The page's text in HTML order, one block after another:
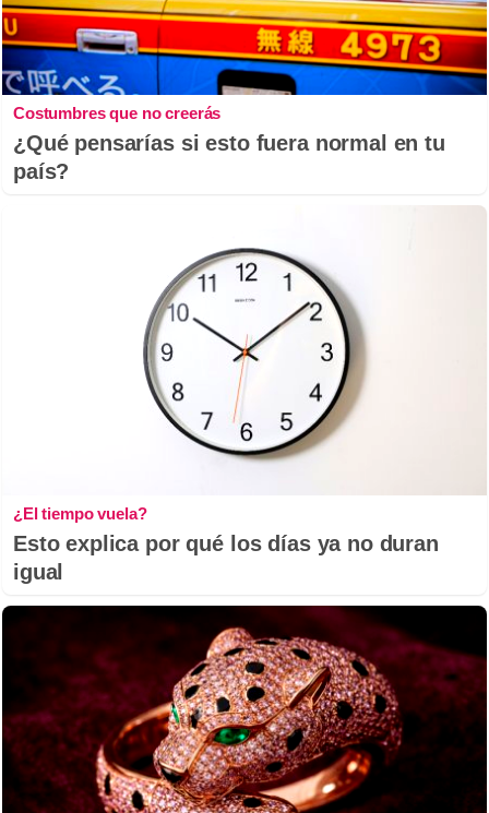
Costumbres que no creerás
¿Qué pensarías si esto fuera normal en tu
país?
¿El tiempo vuela?
Esto explica por qué los días ya no duran
igual